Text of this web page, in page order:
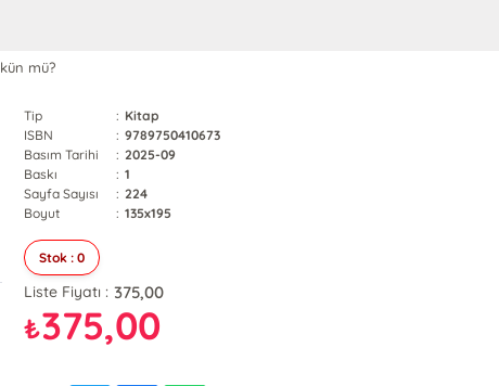
mü?
Tip : Kitap
ISBN
: 9789750410673
Basım Tarihi
: 2025-09
Baskı
: 1
Sayfa Sayısı
: 224
Boyut
: 135x195
Stok : 0
Liste Fiyatı : 375,00
₺375,00